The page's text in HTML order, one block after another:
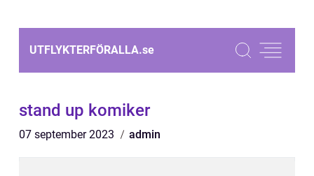
UTFLYKTERFÖRALLA.se
stand up komiker
07 september 2023 admin